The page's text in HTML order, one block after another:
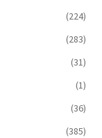
(224)
(283)
(31)
(1)
(36)
(385)